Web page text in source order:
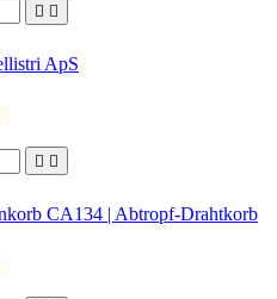
 
 